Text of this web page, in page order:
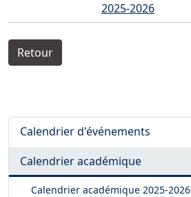
2025-2026
Retour
Calendrier d'événements
Calendrier académique
Calendrier académique 2025-2026